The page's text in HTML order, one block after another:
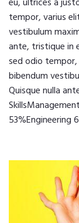
tempor, varius
vestibulum
ante, tristique in
sed odio
bibendum
Quisque nulla
53%Engineering